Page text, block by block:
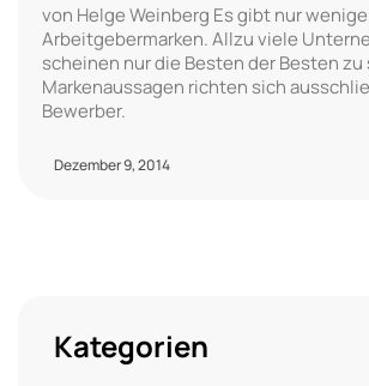
von Helge Weinberg Es gibt nur
Arbeitgebermarken. Allzu viele
scheinen nur die Besten der Besten zu
Markenaussagen richten sich
Bewerber.
Dezember 9, 2014
Kategorien